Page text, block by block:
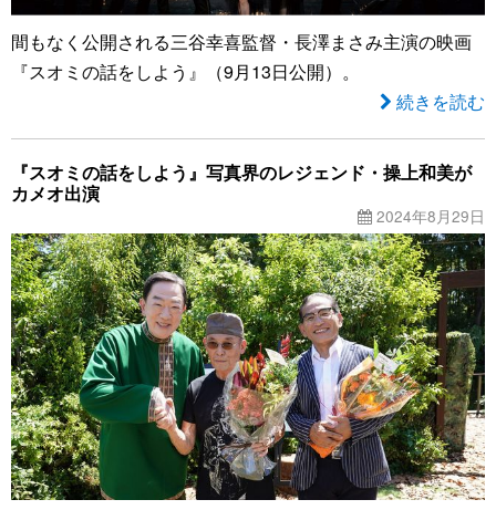
間もなく公開される三谷幸喜監督・長澤まさみ主演の映画
『スオミの話をしよう』（9月13日公開）。
続きを読む
『スオミの話をしよう』写真界のレジェンド・操上和美が
カメオ出演
2024年8月29日